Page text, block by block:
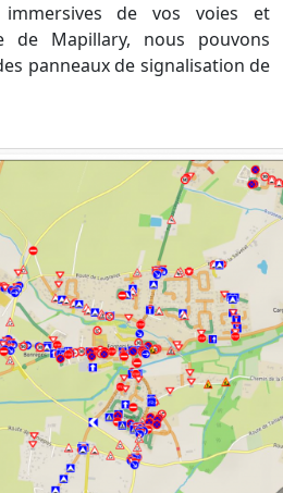
de vos voies et
de Mapillary, nous pouvons
panneaux de signalisation de